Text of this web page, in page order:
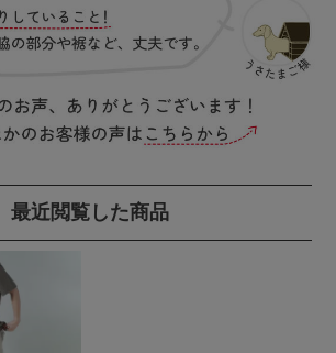
最近閲覧した商品